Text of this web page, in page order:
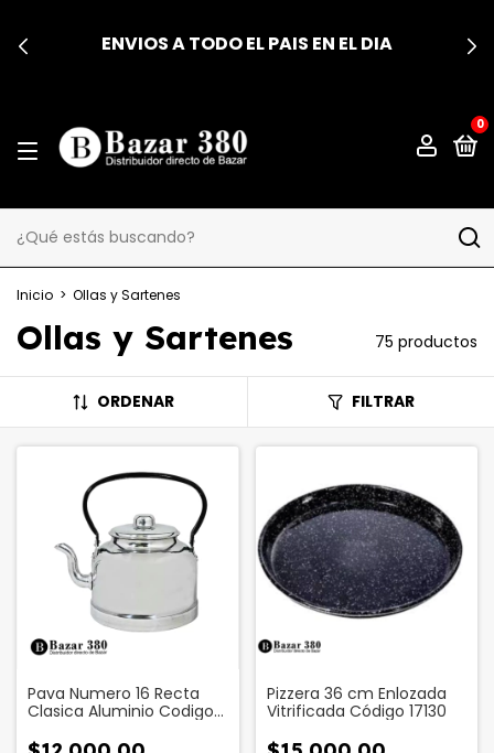
ENVIOS A TODO EL PAIS EN EL DIA
0
Inicio > Ollas y Sartenes
Ollas y Sartenes 75 productos
ORDENAR FILTRAR
Pava Numero 16 Recta
Clasica Aluminio Codigo
Pizzera 36 cm Enlozada
Vitrificada Código 17130